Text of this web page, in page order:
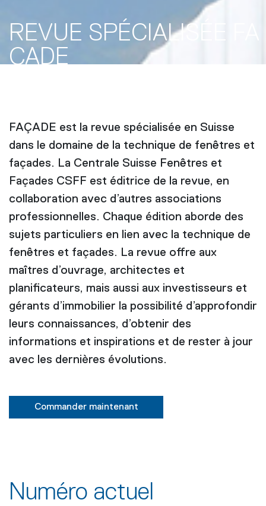
REVUE SPÉCIALISÉE FA
ÇADE
FAÇADE est la revue spécialisée en Suisse
dans le domaine de la technique de fenêtres et
façades. La Centrale Suisse Fenêtres et
Façades CSFF est éditrice de la revue, en
collaboration avec d’autres associations
professionnelles. Chaque édition aborde des
sujets particuliers en lien avec la technique de
fenêtres et façades. La revue offre aux
maîtres d’ouvrage, architectes et
planificateurs, mais aussi aux investisseurs et
gérants d’immobilier la possibilité d’approfondir
leurs connaissances, d’obtenir des
informations et inspirations et de rester à jour
avec les dernières évolutions.
Commander maintenant
Numéro actuel